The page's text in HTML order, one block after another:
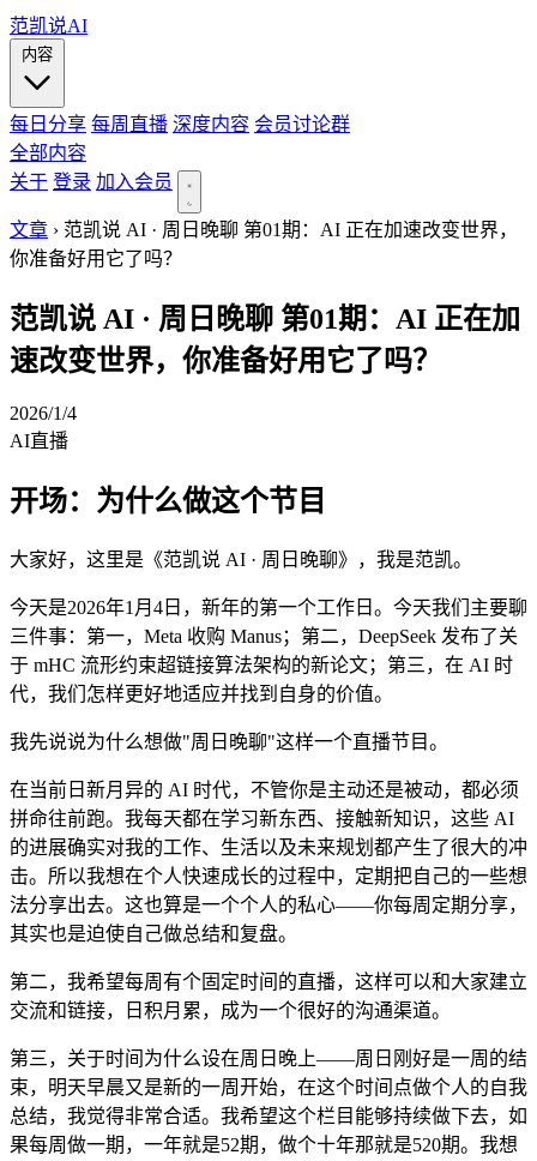
范凯说AI
每日分享 每周直播 深度内容 会员讨论群
全部内容
关于 登录 加入会员
文章 › 范凯说 AI · 周日晚聊 第01期：AI 正在加速改变世界，
你准备好用它了吗？
范凯说 AI · 周日晚聊 第01期：AI 正在加
速改变世界，你准备好用它了吗？
2026/1/4
AI直播
开场：为什么做这个节目
大家好，这里是《范凯说 AI · 周日晚聊》，我是范凯。
今天是2026年1月4日，新年的第一个工作日。今天我们主要聊
三件事：第一，Meta 收购 Manus；第二，DeepSeek 发布了关
于 mHC 流形约束超链接算法架构的新论文；第三，在 AI 时
代，我们怎样更好地适应并找到自身的价值。
我先说说为什么想做"周日晚聊"这样一个直播节目。
在当前日新月异的 AI 时代，不管你是主动还是被动，都必须
拼命往前跑。我每天都在学习新东西、接触新知识，这些 AI
的进展确实对我的工作、生活以及未来规划都产生了很大的冲
击。所以我想在个人快速成长的过程中，定期把自己的一些想
法分享出去。这也算是一个个人的私心——你每周定期分享，
其实也是迫使自己做总结和复盘。
第二，我希望每周有个固定时间的直播，这样可以和大家建立
交流和链接，日积月累，成为一个很好的沟通渠道。
第三，关于时间为什么设在周日晚上——周日刚好是一周的结
束，明天早晨又是新的一周开始，在这个时间点做个人的自我
总结，我觉得非常合适。我希望这个栏目能够持续做下去，如
果每周做一期，一年就是52期，做个十年那就是520期。我想